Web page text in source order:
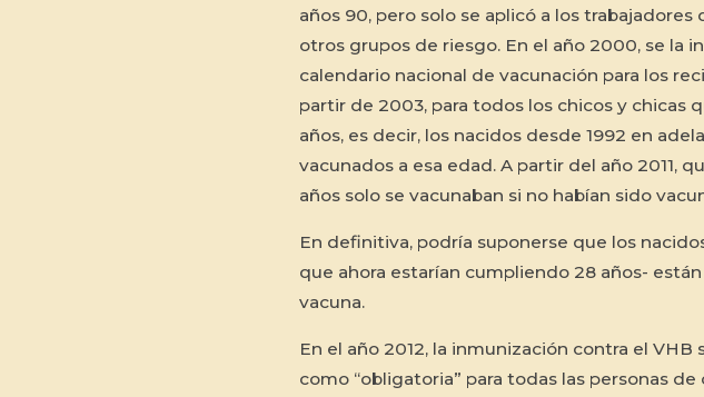
años 90, pero solo se aplicó a los trabajadores
otros grupos de riesgo. En el año 2000, se la
calendario nacional de vacunación para los
partir de 2003, para todos los chicos y chicas
años, es decir, los nacidos desde 1992 en
vacunados a esa edad. A partir del año 2011,
años solo se vacunaban si no habían sido
En definitiva, podría suponerse que los
que ahora estarían cumpliendo 28 años-
vacuna.
En el año 2012, la inmunización contra el VHB
como “obligatoria” para todas las personas